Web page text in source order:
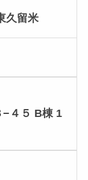
久留米
−４５ B棟 1